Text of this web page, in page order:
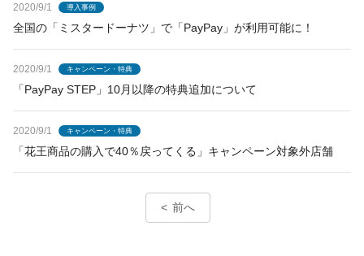
2020/9/1 導入事例
全国の「ミスタードーナツ」で「PayPay」が利用可能に！
2020/9/1 キャンペーン・特典
「PayPay STEP」10月以降の特典追加について
2020/9/1 キャンペーン・特典
「花王商品の購入で40％戻ってくる」キャンペーン対象外店舗
前へ